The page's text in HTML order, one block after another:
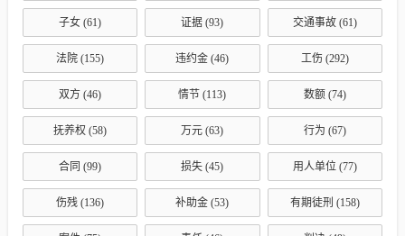
子女 (61) 证据 (93) 交通事故(61)
法院 (155) 违约金 (46) 工伤(292)
双方 (46) 情节 (113) 数额(74)
抚养权 (58) 万元 (63) 行为 (67)
合同 (99) 损失 (45) 用人单位 (77)
伤残 (136) 补助金 (53) 有期徒刑 (158)